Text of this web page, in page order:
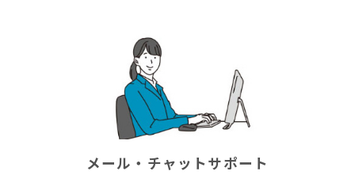
メール・チャットサポート